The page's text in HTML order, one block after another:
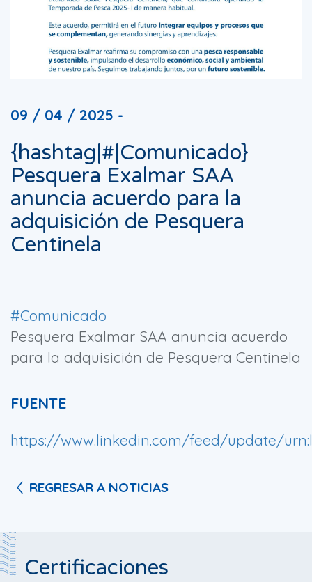
09 / 04 / 2025 -
{hashtag|#|Comunicado}
Pesquera Exalmar SAA
anuncia acuerdo para la
adquisición de Pesquera
Centinela
#Comunicado
Pesquera Exalmar SAA anuncia acuerdo
para la adquisición de Pesquera Centinela
FUENTE
https://www.linkedin.com/feed/update/
REGRESAR A NOTICIAS
Certificaciones